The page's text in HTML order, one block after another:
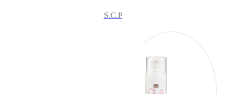
S.C.P